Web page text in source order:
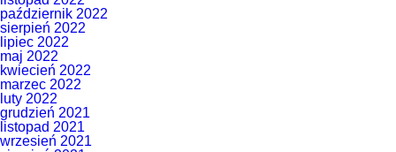
październik 2022
sierpień 2022
lipiec 2022
maj 2022
kwiecień 2022
marzec 2022
luty 2022
grudzień 2021
listopad 2021
wrzesień 2021